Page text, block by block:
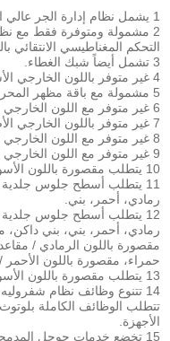
التحكم المغناطيسي الانتقائي
10 يتطلب مقصورة باللون الأسود.
11 يتطلب أسطح جلوس جلدية مع
رمادي، أحمر، بني.
12 يتطلب أسطح جلوس جلدية مع
رمادي، أحمر، بني، بني داكن،
مقصورة باللون الرمادي /
حمراء، مقصورة باللون الأحمر /
13 يتطلب مقصورة باللون الأسود أو مقصورة باللون الأحمر / الأسود.
14 تتنوع وظائف نظام شفروليه
الأجهزة.
15 تخضع خدمات جوجل المدمجة